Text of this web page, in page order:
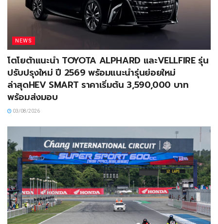
NEWS
โตโยต้าแนะนำ TOYOTA ALPHARD และVELLFIRE รุ่น
ปรับปรุงใหม่ ปี 2569 พร้อมแนะนำรุ่นย่อยใหม่
ล่าสุดHEV SMART ราคาเริ่มต้น 3,590,000 บาท
พร้อมส่งมอบ
03/08/2026